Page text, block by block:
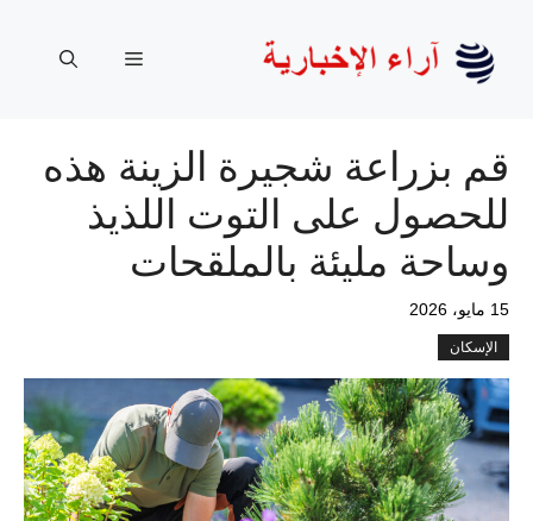
المحتوى
القائمة
قم بزراعة شجيرة الزينة هذه
للحصول على التوت اللذيذ
وساحة مليئة بالملقحات
15 مايو، 2026
الإسكان